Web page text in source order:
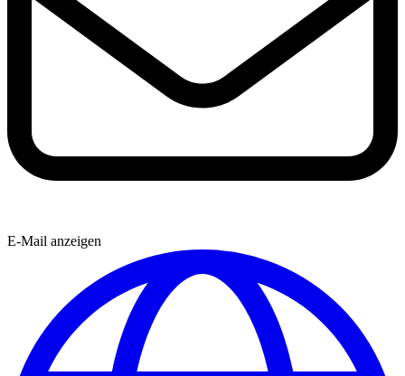
E-Mail anzeigen